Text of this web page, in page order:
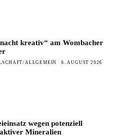
kreativ“ am Wombacher
ALLGEMEIN 6. AUGUST 2026
wegen potenziell
Mineralien